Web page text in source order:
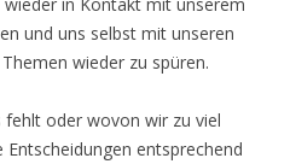
und uns selbst mit unseren
wieder zu spüren.
oder wovon wir zu viel
entsprechend